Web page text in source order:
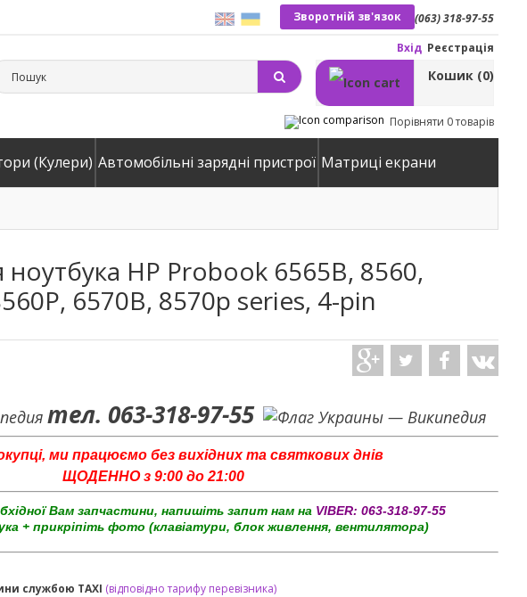
(063) 318-97-55
Зворотній зв'язок
Вхід Реєстрація
Кошик (0)
Порівняти 0 товарів
(Кулери) Автомобільні зарядні пристрої Матриці екрани
HP Probook 6565B, 8560,
6570B, 8570p series, 4-pin
тел. 063-318-97-55
ми працюємо без вихідних та святкових днів
ЩОДЕННО з 9:00 до 21:00
Вам запчастини, напишіть запит нам на VIBER: 063-318-97-55
+ прикріпіть фото (клавіатури, блок живлення, вентилятора)
службою TAXI (відповідно тарифу перевізника)